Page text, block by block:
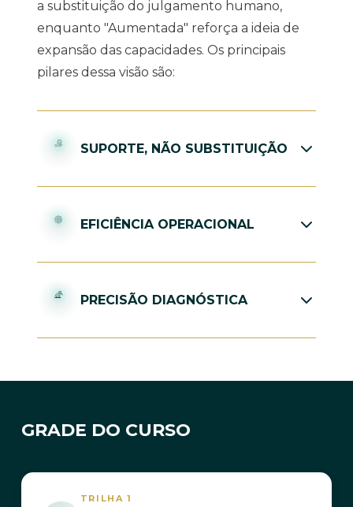
a substituição do julgamento humano,
enquanto "Aumentada" reforça a ideia de
expansão das capacidades. Os principais
pilares dessa visão são:
SUPORTE, NÃO SUBSTITUIÇÃO
massivos de dados que seriam impossíveis
EFICIÊNCIA OPERACIONAL
administrativa e o "burnout" dos profissionais,
PRECISÃO DIAGNÓSTICA
GRADE DO CURSO
TRILHA 1